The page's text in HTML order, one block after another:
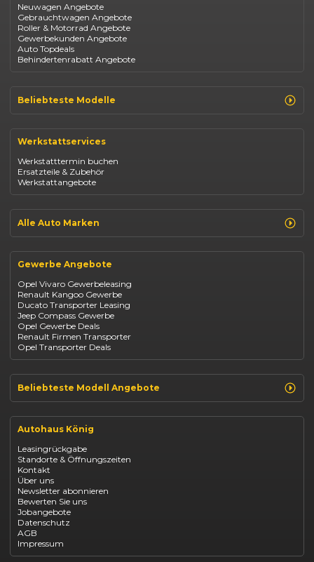
Neuwagen Angebote
Gebrauchtwagen Angebote
Roller & Motorrad Angebote
Gewerbekunden Angebote
Auto Topdeals
Behindertenrabatt Angebote
Beliebteste Modelle
Opel Corsa
Fiat 500
Dacia Duster
Dacia Sandero
Jeep Compass
Suzuki Vitara
Suzuki Swift
Mazda CX-30
Werkstattservices
Werkstatttermin buchen
Ersatzteile & Zubehör
Werkstattangebote
Alle Auto Marken
Opel
Fiat
Jeep
Suzuki
BYD
Kia
Mazda
Citroën
Abarth
Fiat Professional
Gewerbe Angebote
Opel Vivaro Gewerbeleasing
Renault Kangoo Gewerbe
Ducato Transporter Leasing
Jeep Compass Gewerbe
Opel Gewerbe Deals
Renault Firmen Transporter
Opel Transporter Deals
Beliebteste Modell Angebote
Renault Arkana Leasing
Renault Captur Leasing
Opel Astra leasen
Opel Mokka kaufen
Opel Grandland finanzieren
Opel Vivaro Gewerbeleasing
Fiat 500 finanzieren
Fiat Panda leasen
Dacia Duster finanzieren
Dacia Sandero kaufen
Dacia Jogger leasen
Jeep Compass leasen
Jeep Renegade finanzieren
Autohaus König
Leasingrückgabe
Standorte & Öffnungszeiten
Kontakt
Über uns
Newsletter abonnieren
Bewerten Sie uns
Jobangebote
Datenschutz
AGB
Impressum